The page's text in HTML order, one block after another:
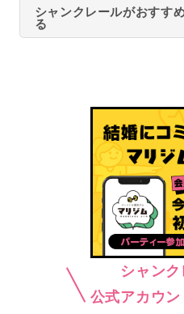
シャンクレールがおすす
る
シャン
公式アカウ